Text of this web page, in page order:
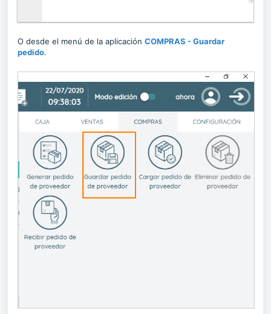
O desde el menú de la aplicación COMPRAS - Guardar
pedido.